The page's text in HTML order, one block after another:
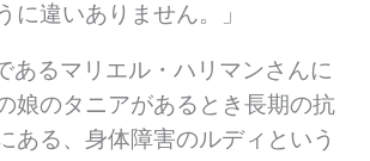
に違いありません。」
あるマリエル・ハリマンさんに
娘のタニアがあるとき長期の抗
ある、身体障害のルディという